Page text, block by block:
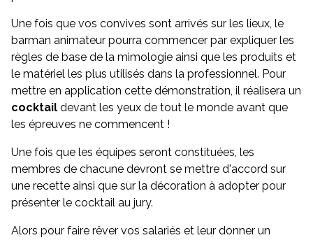
Une fois que vos convives sont arrivés sur les lieux, le
barman animateur pourra commencer par expliquer les
règles de base de la mimologie ainsi que les produits et
le matériel les plus utilisés dans la professionnel. Pour
mettre en application cette démonstration, il réalisera un
cocktail devant les yeux de tout le monde avant que
les épreuves ne commencent !
Une fois que les équipes seront constituées, les
membres de chacune devront se mettre d'accord sur
une recette ainsi que sur la décoration à adopter pour
présenter le cocktail au jury.
Alors pour faire rêver vos salariés et leur donner un